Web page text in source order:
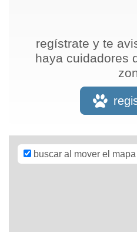
regístrate y te
haya cuidadores
buscar al mover el mapa